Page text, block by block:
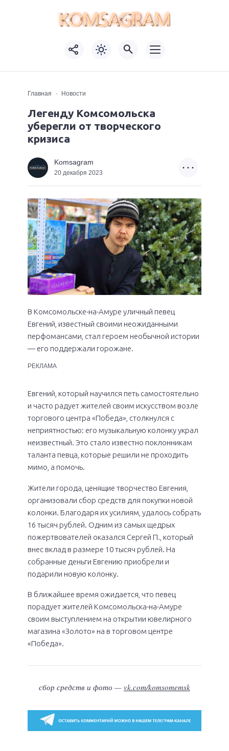
Главная Новости
Легенду Комсомольска
уберегли от творческого
кризиса
Komsagram
20 декабря 2023
В Комсомольске-на-Амуре уличный певец
Евгений, известный своими неожиданными
перфомансами, стал героем необычной истории
— его поддержали горожане.
РЕКЛАМА
Евгений, который научился петь самостоятельно
и часто радует жителей своим искусством возле
торгового центра «Победа», столкнулся с
неприятностью: его музыкальную колонку украл
неизвестный. Это стало известно поклонникам
таланта певца, которые решили не проходить
мимо, а помочь.
Жители города, ценящие творчество Евгения,
организовали сбор средств для покупки новой
колонки. Благодаря их усилиям, удалось собрать
16 тысяч рублей. Одним из самых щедрых
пожертвователей оказался Сергей П., который
внес вклад в размере 10 тысяч рублей. На
собранные деньги Евгению приобрели и
подарили новую колонку.
В ближайшее время ожидается, что певец
порадует жителей Комсомольска-на-Амуре
своим выступлением на открытии ювелирного
магазина «Золото» на в торговом центре
«Победа».
сбор средств и фото — vk.com/komsomemsk